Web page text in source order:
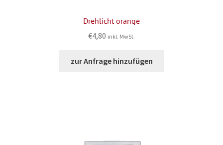
Drehlicht orange
€4,80 inkl. MwSt.
zur Anfrage hinzufügen